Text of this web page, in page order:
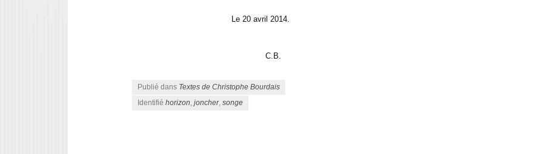
Le 20 avril 2014.
C.B.
Publié dans Textes de Christophe Bourdais
Identifié horizon, joncher, songe